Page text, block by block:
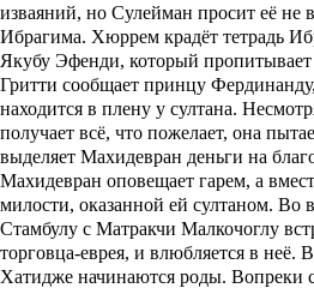
изваяний, но Сулейман просит её не
Ибрагима. Хюррем крадёт тетрадь
Якубу Эфенди, который пропитывает
Гритти сообщает принцу
находится в плену у султана.
получает всё, что пожелает, она
выделяет Махидевран деньги на
Махидевран оповещает гарем, а
милости, оказанной ей султаном. Во
Стамбулу с Матракчи Малкочоглу
торговца-еврея, и влюбляется в
Хатидже начинаются роды. Вопреки